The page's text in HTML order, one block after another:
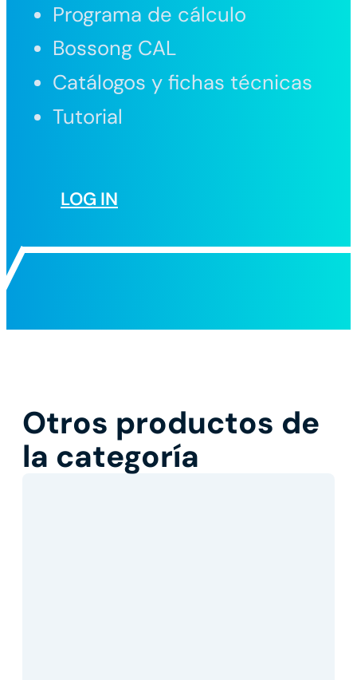
Programa de cálculo
Bossong CAL
Catálogos y fichas técnicas
Tutorial
LOG IN
Otros productos de
la categoría